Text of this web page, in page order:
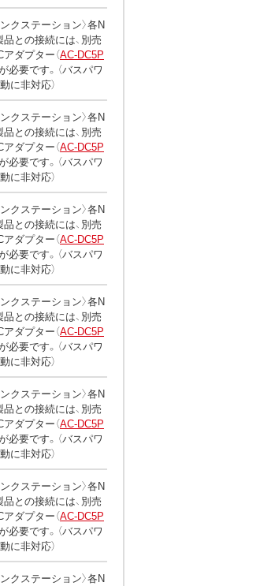
ンクステーション〉各N
との接続には、別売
ダプター（AC-DC5P
が必要です。（バスパワ
に非対応）
ンクステーション〉各N
との接続には、別売
ダプター（AC-DC5P
が必要です。（バスパワ
に非対応）
ンクステーション〉各N
との接続には、別売
ダプター（AC-DC5P
が必要です。（バスパワ
に非対応）
ンクステーション〉各N
との接続には、別売
ダプター（AC-DC5P
が必要です。（バスパワ
に非対応）
ンクステーション〉各N
との接続には、別売
ダプター（AC-DC5P
が必要です。（バスパワ
に非対応）
ンクステーション〉各N
との接続には、別売
ダプター（AC-DC5P
が必要です。（バスパワ
に非対応）
ンクステーション〉各N